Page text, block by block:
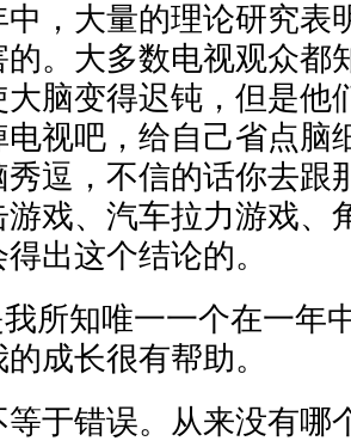
大量的理论研究表
。大多数电视观众都
脑变得迟钝，但是他
视吧，给自己省点脑
逗，不信的话你去跟
戏、汽车拉力游戏、
出这个结论的。
知唯一一个在一年
成长很有帮助。
错误。从来没有哪